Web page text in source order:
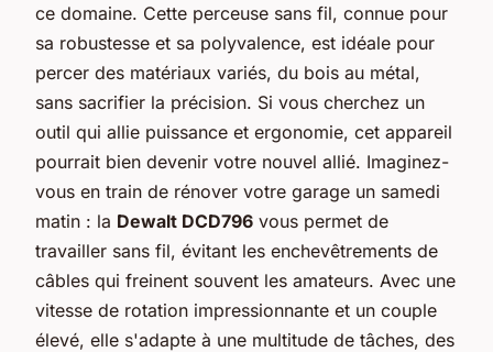
ce domaine. Cette perceuse sans fil, connue pour
sa robustesse et sa polyvalence, est idéale pour
percer des matériaux variés, du bois au métal,
sans sacrifier la précision. Si vous cherchez un
outil qui allie puissance et ergonomie, cet appareil
pourrait bien devenir votre nouvel allié. Imaginez-
vous en train de rénover votre garage un samedi
matin : la Dewalt DCD796 vous permet de
travailler sans fil, évitant les enchevêtrements de
câbles qui freinent souvent les amateurs. Avec une
vitesse de rotation impressionnante et un couple
élevé, elle s'adapte à une multitude de tâches, des